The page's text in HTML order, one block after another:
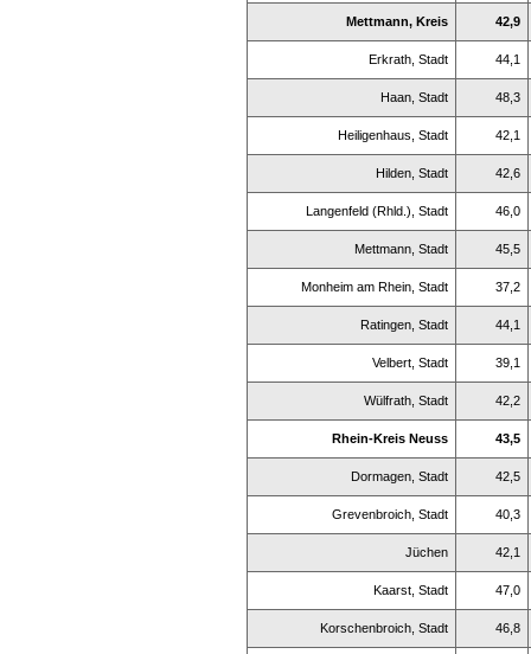
Mettmann, Kreis 42,9
Erkrath, Stadt 44,1
Haan, Stadt 48,3
Heiligenhaus, Stadt 42,1
Hilden, Stadt 42,6
Langenfeld (Rhld.), Stadt 46,0
Mettmann, Stadt 45,5
Monheim am Rhein, Stadt 37,2
Ratingen, Stadt 44,1
Velbert, Stadt 39,1
Wülfrath, Stadt 42,2
Rhein-Kreis Neuss 43,5
Dormagen, Stadt 42,5
Grevenbroich, Stadt 40,3
Jüchen 42,1
Kaarst, Stadt 47,0
Korschenbroich, Stadt 46,8